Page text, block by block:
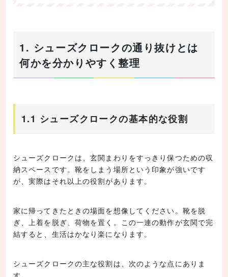
1. シューズクロークの通り抜けとは
何かを分かりやすく整理
1.1 シューズクロークの基本的な役割
シューズクロークは、玄関まわりをすっきり保つための収
納スペースです。靴をしまう場所という印象が強いです
が、実際はそれ以上の役割があります。
家に帰ってきたときの場面を想像してください。靴を脱
ぎ、上着を脱ぎ、荷物を置く。この一連の動作が玄関で完
結すると、生活はかなり楽になります。
シューズクロークの主な役割は、次のような点にありま